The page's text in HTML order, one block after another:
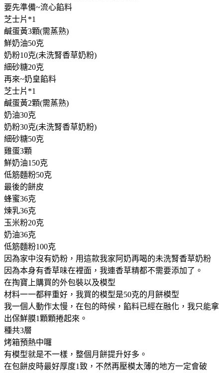
要先準備~流心餡料
芝士片*1
鹹蛋黃3顆(需蒸熟)
鮮奶油50克
奶粉10克(未洗腎香草奶粉)
細砂糖20克
再來~奶皇餡料
芝士片*1
鹹蛋黃2顆(需蒸熟)
奶油30克
奶粉30克(未洗腎香草奶粉)
細砂糖50克
雞蛋3顆
鮮奶油150克
低筋麵粉50克
最後的餅皮
蜂蜜36克
煉乳36克
玉米粉20克
奶油36克
低筋麵粉100克
因為家中沒有奶粉，用這款我家阿奶再喝的未洗腎香草奶粉
因為本身有香草味在裡面，我連香草精都不需要添加了。
在掏寶上購買的外包裝以及模型
材料一一都秤重好，我買的模型是50克的月餅模型
我一個人動作太慢，在包的時候，餡料已經在融化，我只能拿
出保鮮膜1顆顆捲起來。
種共3層
烤箱預熱中囉
有模型就是不一樣，整個月餅提升好多。
在包餅皮時最好厚度1致，不然再壓模太薄的地方一定會破